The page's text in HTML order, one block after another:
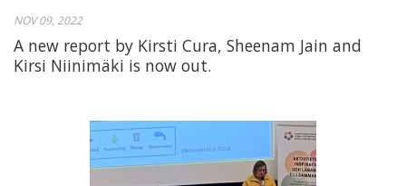
NOV 09, 2022
A new report by Kirsti Cura, Sheenam Jain and
Kirsi Niinimäki is now out.